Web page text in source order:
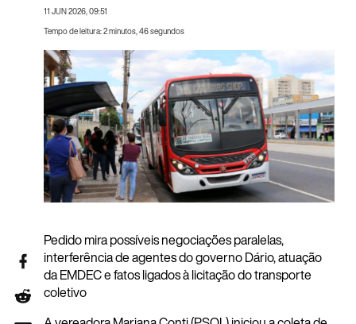
11 JUN 2026, 09:51
Tempo de leitura: 2 minutos, 46 segundos
Pedido mira possíveis negociações paralelas,
interferência de agentes do governo Dário, atuação
da EMDEC e fatos ligados à licitação do transporte
coletivo